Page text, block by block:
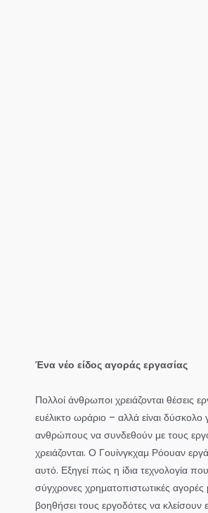
Ένα νέο είδος αγοράς εργασίας
Πολλοί άνθρωποι χρειάζονται θέσεις
ευέλικτο ωράριο – αλλά είναι δύσκολο
ανθρώπους να συνδεθούν με τους
χρειάζονται. Ο Γουίνγκχαμ Ρόουαν
αυτό. Εξηγεί πώς η ίδια τεχνολογία
σύγχρονες χρηματοπιστωτικές αγορές
βοηθήσει τους εργοδότες να κλείσουν